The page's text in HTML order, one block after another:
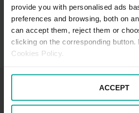
provide you with personalised ads
preferences and browsing, both on
can accept them, reject them or
clicking on the corresponding button.
Cookies Policy.
ACCEPT
También te puede